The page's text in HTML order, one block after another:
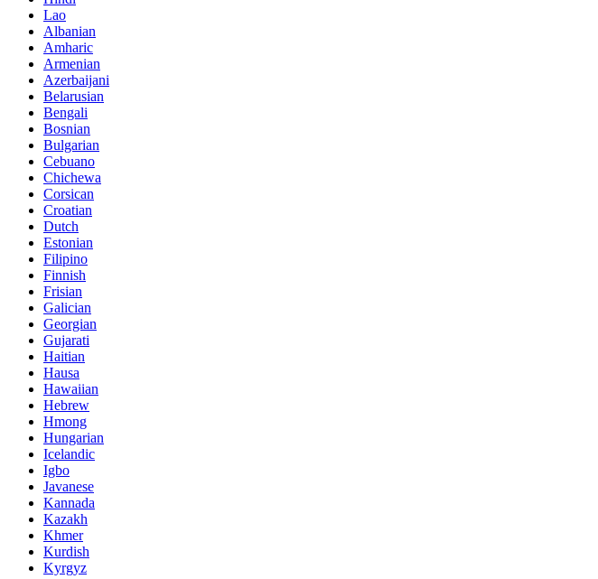
Lao
Albanian
Amharic
Armenian
Azerbaijani
Belarusian
Bengali
Bosnian
Bulgarian
Cebuano
Chichewa
Corsican
Croatian
Dutch
Estonian
Filipino
Finnish
Frisian
Galician
Georgian
Gujarati
Haitian
Hausa
Hawaiian
Hebrew
Hmong
Hungarian
Icelandic
Igbo
Javanese
Kannada
Kazakh
Khmer
Kurdish
Kyrgyz